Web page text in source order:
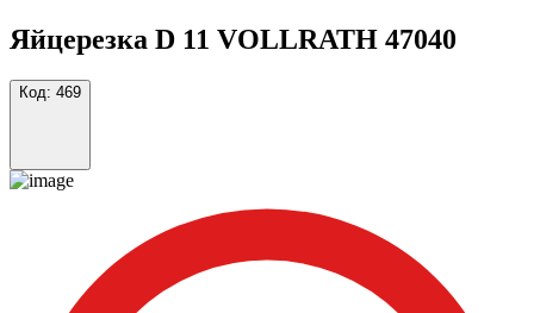
Яйцерезка D 11 VOLLRATH 47040
Код: 469